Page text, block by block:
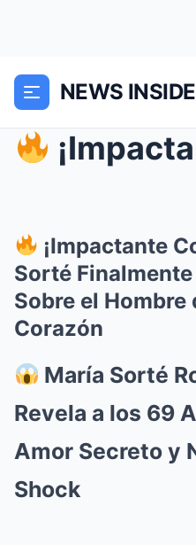
NEWS
¡Impactante
¡Impactante
Sorté
Sobre el Hombre
Corazón
María Sorté
Revela a los 69
Amor Secreto y
Shock